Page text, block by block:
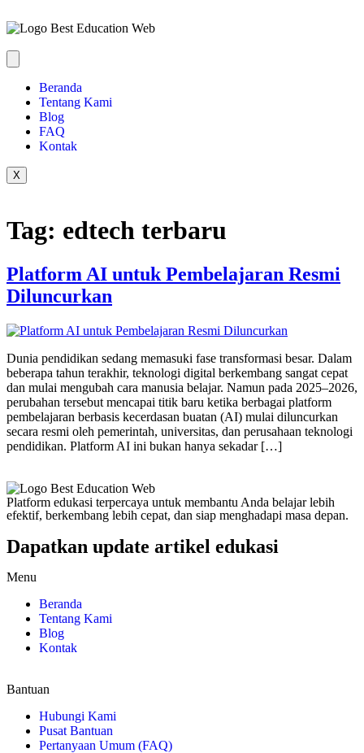
Beranda
Tentang Kami
Blog
FAQ
Kontak
X
Tag: edtech terbaru
Platform AI untuk Pembelajaran Resmi
Diluncurkan
Dunia pendidikan sedang memasuki fase transformasi besar. Dalam
beberapa tahun terakhir, teknologi digital berkembang sangat cepat
dan mulai mengubah cara manusia belajar. Namun pada 2025–2026,
perubahan tersebut mencapai titik baru ketika berbagai platform
pembelajaran berbasis kecerdasan buatan (AI) mulai diluncurkan
secara resmi oleh pemerintah, universitas, dan perusahaan teknologi
pendidikan. Platform AI ini bukan hanya sekadar […]
Platform edukasi terpercaya untuk membantu Anda belajar lebih
efektif, berkembang lebih cepat, dan siap menghadapi masa depan.
Dapatkan update artikel edukasi
Menu
Beranda
Tentang Kami
Blog
Kontak
Bantuan
Hubungi Kami
Pusat Bantuan
Pertanyaan Umum (FAQ)